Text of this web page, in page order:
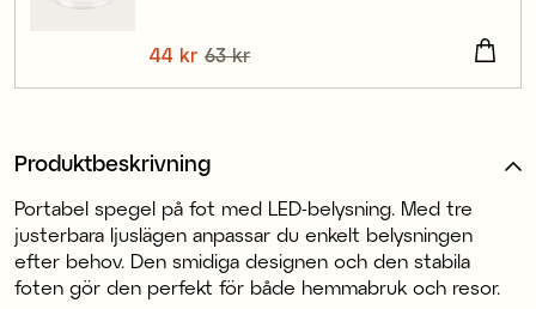
Nuvarande pris 63 kr
44 kr 63 kr
Produktbeskrivning
Portabel spegel på fot med LED-belysning. Med tre
justerbara ljuslägen anpassar du enkelt belysningen
efter behov. Den smidiga designen och den stabila
foten gör den perfekt för både hemmabruk och resor.